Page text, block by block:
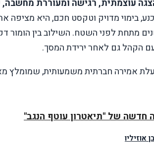
עוצמתית, רגישה ומעוררת
בימוי מדויק וטקסט חכם, היא מציפה
מתחת לפני השטח. השילוב בין הומור
הקהל גם לאחר ירידת המסך.
אמירה חברתית משמעותית, שמומלץ
חדשה של "תיאטרון עוטף הנגב"
אוזיליו